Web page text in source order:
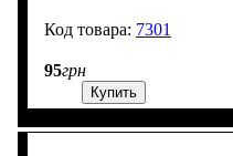
7301
95грн
Купить